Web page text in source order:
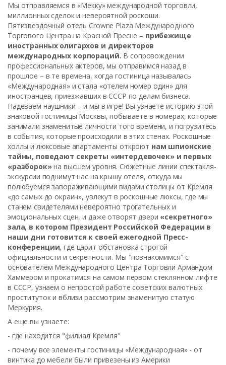
Мы отправляемся в «Мекку» международной торговли,
миллионных сделок и невероятной роскоши.
Пятизвездочный отель Crowne Plaza Международного
Торгового Центра на Красной Пресне – прибежище
иностранных олигархов и директоров
международных корпораций. В сопровождении
профессиональных актеров, мы отправимся назад в
прошлое – в те времена, когда гостиница называлась
«Международная» и стала «отелем номер один» для
иностранцев, приезжавших в СССР по делам бизнеса.
Надеваем наушники – и мы в игре! Вы узнаете историю этой
знаковой гостиницы Москвы, побываете в номерах, которые
занимали знаменитые личности того времени, и погрузитесь
в события, которые происходили в этих стенах. Роскошные
холлы и люксовые апартаменты откроют нам шпионские
тайны, поведают секреты «интердевочек» и первых
«разборок»на высшем уровня. Сюжетные линии спектакля-
экскурсии поднимут нас на крышу отеля, откуда мы
полюбуемся завораживающими видами столицы от Кремля
«до самых до окраин», увлекут в роскошные люксы, где мы
станем свидетелями невероятно трогательных и
эмоциональных сцен, и даже отворят двери «секретного»
зала, в котором Президент Российской Федерации в
наши дни готовится к своей ежегодной Пресс-
конференции, где царит обстановка строгой
официальности и секретности. Мы "познакомимся" с
основателем Международного Центра Торговли Армандом
Хаммером и прокатимся на самом первом стеклянном лифте
в СССР, узнаем о непростой работе советских валютных
проституток и вблизи рассмотрим знаменитую статую
Меркурия.
А еще вы узнаете:
- где находится "филиал Кремля"
- почему все элементы гостиницы «Международная» - от
винтика до мебели были привезены из Америки